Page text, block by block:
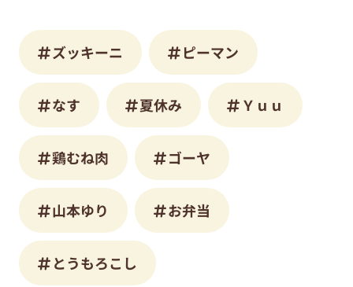
ズッキーニ ピーマン
なす 夏休み Ｙｕｕ
鶏むね肉 ゴーヤ
山本ゆり お弁当
とうもろこし